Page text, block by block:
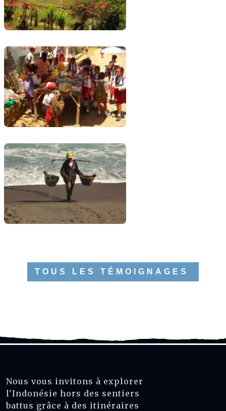
TOUS LES TÉMOIGNAGES
Nous vous invitons à explorer
l'Indonésie hors des sentiers
battus grâce à des itinéraires